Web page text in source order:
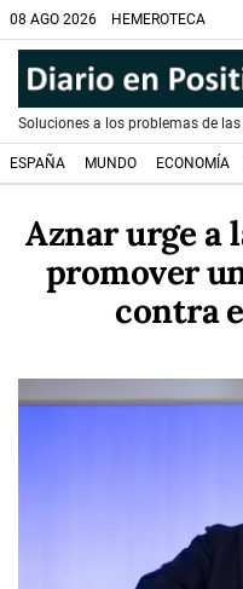
08 AGO 2026 HEMEROTECA
Soluciones a los problemas de
ESPAÑA MUNDO ECONOMÍA
Aznar urge a
promover
contra